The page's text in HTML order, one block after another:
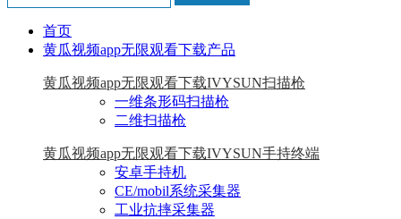
首页
黄瓜视频app无限观看下载产品
黄瓜视频app无限观看下载IVYSUN扫描枪
一维条形码扫描枪
二维扫描枪
黄瓜视频app无限观看下载IVYSUN手持终端
安卓手持机
CE/mobil系统采集器
工业抗摔采集器